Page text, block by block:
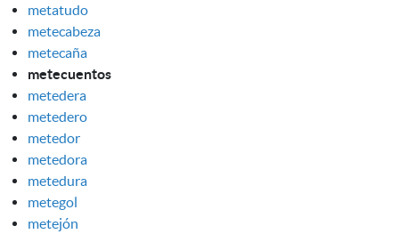
metatudo
metecabeza
metecaña
metecuentos
metedera
metedero
metedor
metedora
metedura
metegol
metejón